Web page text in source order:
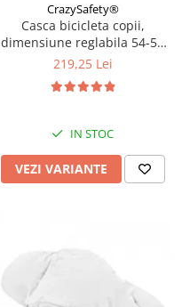
CrazySafety®
Casca bicicleta copii,
dimensiune reglabila 54-58
cm, 6-12 ani, Dark Blue
219,25 Lei
IN STOC
VEZI VARIANTE